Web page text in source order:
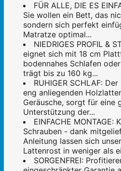
FÜR ALLE, DIE ES
Sie wollen ein Bett, das
sondern sich perfekt
Matratze optimal...
NIEDRIGES PROFIL &
eignet sich mit 18 cm
bodennahes Schlafen
trägt bis zu 160 kg...
RUHIGER SCHLAF:
eng anliegenden
Geräusche, sorgt für eine
Unterstützung der...
EINFACHE MONTAGE:
Schrauben - dank
Anleitung lassen sich
Lattenrost in weniger als
SORGENFREI: